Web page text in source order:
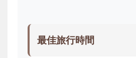
最佳旅行時間